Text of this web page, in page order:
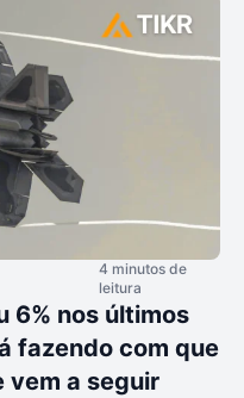
4 minutos de
leitura
6% nos últimos
fazendo com que
vem a seguir